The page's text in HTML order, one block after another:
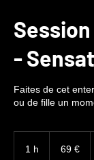
-
Faites de cet
ou de fille un
1 h 69 €